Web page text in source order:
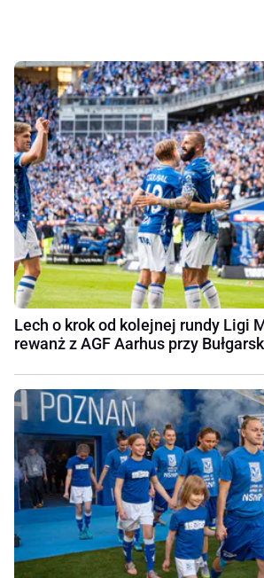
Lech o krok od kolejnej rundy Ligi
rewanż z AGF Aarhus przy